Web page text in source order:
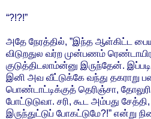
“?!?!”
அதே நேரத்தில், ”இந்த ஆள்கிட்ட
விடுறதுல வர்ற முன்பணம்
குடுத்திடலாம்ன்னு இருந்தேன்.
இனி அவ வீட்டுக்கே வந்து தகராறு
பொண்டாட்டிக்குத் தெரிஞ்சா,
போட்டுடுவா. சரி, கூட அம்பது
இருந்துட்டுப் போகட்டுமே?!”